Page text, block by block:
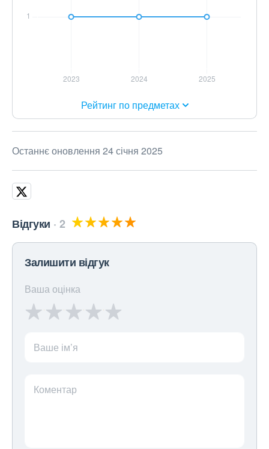
Рейтинг по предметах
Останнє оновлення 24 січня 2025
Відгуки 2
Залишити відгук
Ваша оцінка
Ваше ім’я
Коментар